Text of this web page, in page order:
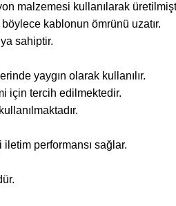
malzemesi kullanılarak
böylece kablonun ömrünü uzatır.
sahiptir.
yaygın olarak kullanılır.
için tercih edilmektedir.
performansı sağlar.